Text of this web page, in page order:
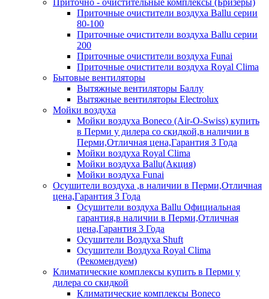
Приточно - очистительные комплексы (Бризеры)
Приточные очистители воздуха Ballu серии
80-100
Приточные очистители воздуха Ballu серии
200
Приточные очистители воздуха Funai
Приточные очистители воздуха Royal Clima
Бытовые вентиляторы
Вытяжные вентиляторы Баллу
Вытяжные вентиляторы Electrolux
Мойки воздуха
Мойки воздуха Boneco (Air-O-Swiss) купить
в Перми у дилера со скидкой,в наличии в
Перми,Отличная цена,Гарантия 3 Года
Мойки воздуха Royal Clima
Мойки воздуха Ballu(Акция)
Мойки воздуха Funai
Осушители воздуха ,в наличии в Перми,Отличная
цена,Гарантия 3 Года
Осушители воздуха Ballu Официальная
гарантия,в наличии в Перми,Отличная
цена,Гарантия 3 Года
Осушители Воздуха Shuft
Осушители Воздуха Royal Clima
(Рекомендуем)
Климатические комплексы купить в Перми у
дилера со скидкой
Климатические комплексы Boneсo